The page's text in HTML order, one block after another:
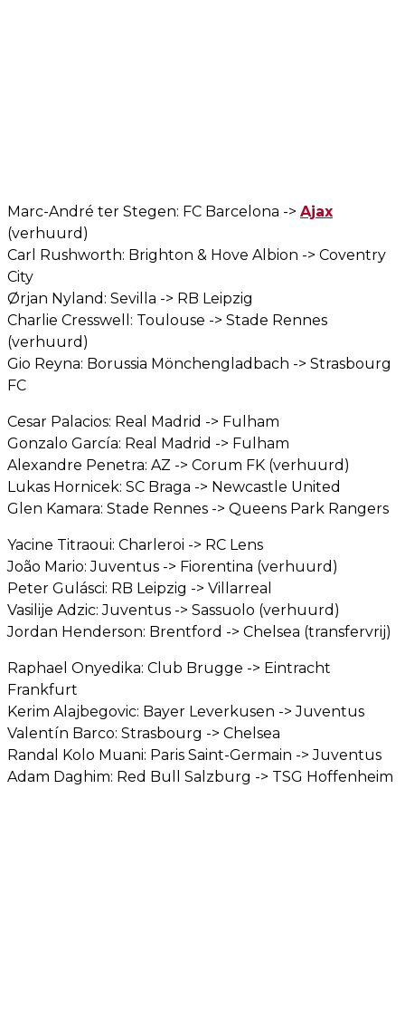
Marc-André ter Stegen: FC Barcelona -> Ajax
(verhuurd)
Carl Rushworth: Brighton & Hove Albion -> Coventry
City
Ørjan Nyland: Sevilla -> RB Leipzig
Charlie Cresswell: Toulouse -> Stade Rennes
(verhuurd)
Gio Reyna: Borussia Mönchengladbach -> Strasbourg
FC
Cesar Palacios: Real Madrid -> Fulham
Gonzalo García: Real Madrid -> Fulham
Alexandre Penetra: AZ -> Corum FK (verhuurd)
Lukas Hornicek: SC Braga -> Newcastle United
Glen Kamara: Stade Rennes -> Queens Park Rangers
Yacine Titraoui: Charleroi -> RC Lens
João Mario: Juventus -> Fiorentina (verhuurd)
Peter Gulásci: RB Leipzig -> Villarreal
Vasilije Adzic: Juventus -> Sassuolo (verhuurd)
Jordan Henderson: Brentford -> Chelsea (transfervrij)
Raphael Onyedika: Club Brugge -> Eintracht
Frankfurt
Kerim Alajbegovic: Bayer Leverkusen -> Juventus
Valentín Barco: Strasbourg -> Chelsea
Randal Kolo Muani: Paris Saint-Germain -> Juventus
Adam Daghim: Red Bull Salzburg -> TSG Hoffenheim